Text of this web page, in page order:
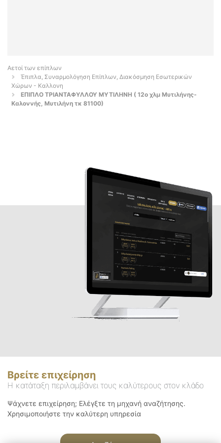
Αετοί των επίπλων
Έπιπλα, Συναρμολόγηση Επίπλων, Διακόσμηση Εσωτερικών
Χώρων - Καλλονη
ΕΠΙΠΛΟ ΤΡΙΑΝΤΑΦΥΛΛΟΥ ΜΥΤΙΛΗΝΗ ( 12ο χλμ Μυτιλήνης-
Καλοννής, Μυτιλήνη τκ 81100)
Βρείτε επιχείρηση
Η κατάταξη περιλαμβάνει τους καλύτερους στον κλάδο
Ψάχνετε επιχείρηση; Ελέγξτε τη μηχανή αναζήτησης.
Χρησιμοποιήστε την καλύτερη υπηρεσία